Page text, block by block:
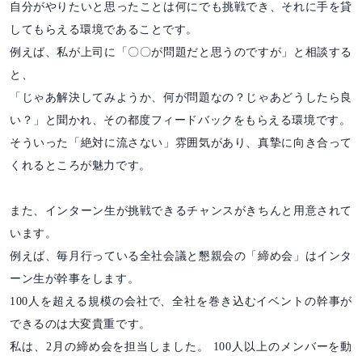
自分がやりたいと思ったことは何にでも挑戦でき、それに手を貸
してもらえる環境であることです。
例えば、私が上司に「〇〇が問題だと思うのですが」と相談する
と、
「じゃあ解決してみようか、何が問題なの？じゃあどうしたら良
い？」と聞かれ、その都度フィードバックをもらえる環境です。
そういった「絶対に流さない」雰囲気があり、真摯に向き合って
くれるところが魅力です。
また、インターン生が挑戦できるチャンスがきちんと用意されて
います。
例えば、毎月行っている全社会議と懇親会の「締め会」はインタ
ーン生が幹事をします。
100人を超える規模の会社で、全社を巻き込むイベントの幹事が
できるのは大変貴重です。
私は、2月の締め会を担当しました。 100人以上のメンバーを動